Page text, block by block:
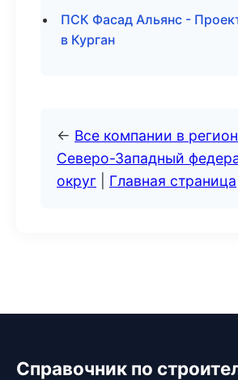
ПСК Фасад Альянс -
в Курган
← Все компании в
Северо-Западный
округ
Главная страница
Справочник по